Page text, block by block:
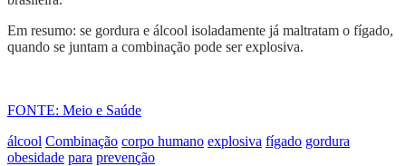
Em resumo: se gordura e álcool isoladamente já maltratam o fígado,
quando se juntam a combinação pode ser explosiva.
FONTE: Meio e Saúde
álcool Combinação corpo humano explosiva fígado gordura
obesidade para prevenção